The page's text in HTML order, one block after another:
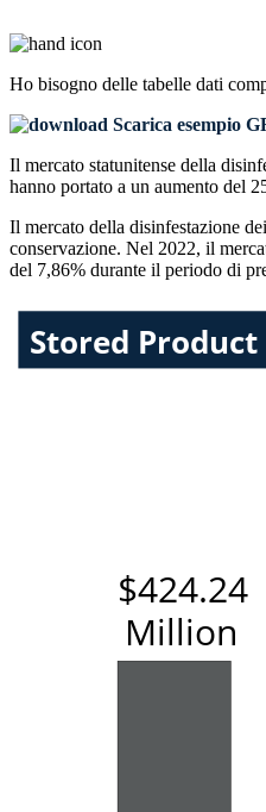
Ho bisogno delle tabelle dati
Scarica esempio
Il mercato statunitense della
hanno portato a un aumento del
Il mercato della disinfestazione
conservazione. Nel 2022, il
del 7,86% durante il periodo di